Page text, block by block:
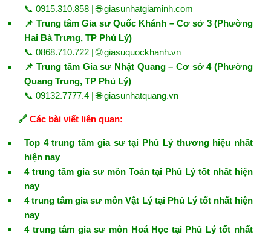
📞 0915.310.858 | 🌐giasunhatgiaminh.com
📌 Trung tâm Gia sư Quốc Khánh – Cơ sở 3 (Phường
Hai Bà Trưng, TP Phủ Lý)
📞 0868.710.722 | 🌐giasuquockhanh.vn
📌 Trung tâm Gia sư Nhật Quang – Cơ sở 4 (Phường
Quang Trung, TP Phủ Lý)
📞 09132.7777.4 | 🌐giasunhatquang.vn
🔗 Các bài viết liên quan:
Top 4 trung tâm gia sư tại Phủ Lý thương hiệu nhất
hiện nay
4 trung tâm gia sư môn Toán tại Phủ Lý tốt nhất hiện
nay
4 trung tâm gia sư môn Vật Lý tại Phủ Lý tốt nhất hiện
nay
4 trung tâm gia sư môn Hoá Học tại Phủ Lý tốt nhất